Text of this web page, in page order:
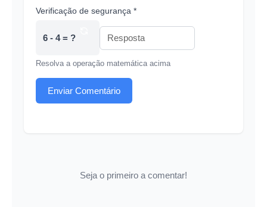
Verificação de segurança *
6 - 4 = ?
Resolva a operação matemática acima
Enviar Comentário
Seja o primeiro a comentar!